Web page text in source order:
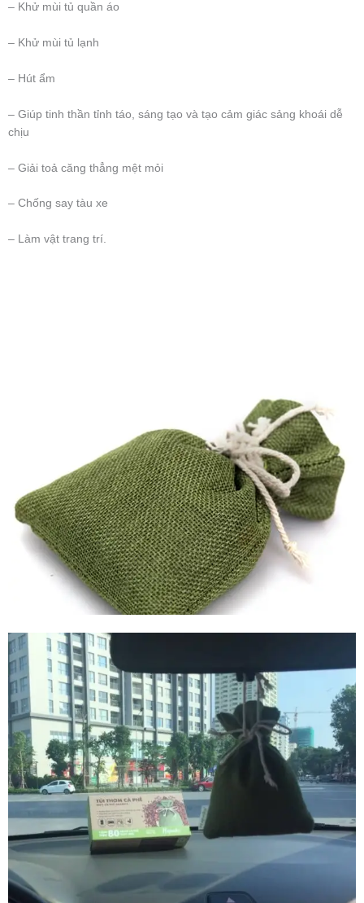
– Khử mùi tủ quần áo
– Khử mùi tủ lạnh
– Hút ẩm
– Giúp tinh thần tỉnh táo, sáng tạo và tạo cảm giác sảng khoái dễ
chịu
– Giải toả căng thẳng mệt mỏi
– Chống say tàu xe
– Làm vật trang trí.